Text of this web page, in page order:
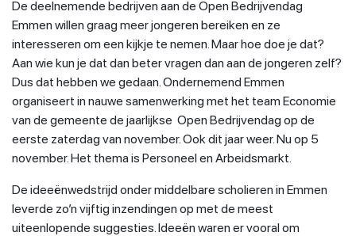
De deelnemende bedrijven aan de Open Bedrijvendag
Emmen willen graag meer jongeren bereiken en ze
interesseren om een kijkje te nemen. Maar hoe doe je dat?
Aan wie kun je dat dan beter vragen dan aan de jongeren zelf?
Dus dat hebben we gedaan. Ondernemend Emmen
organiseert in nauwe samenwerking met het team Economie
van de gemeente de jaarlijkse Open Bedrijvendag op de
eerste zaterdag van november. Ook dit jaar weer. Nu op 5
november. Het thema is Personeel en Arbeidsmarkt.
De ideeënwedstrijd onder middelbare scholieren in Emmen
leverde zo’n vijftig inzendingen op met de meest
uiteenlopende suggesties. Ideeën waren er vooral om